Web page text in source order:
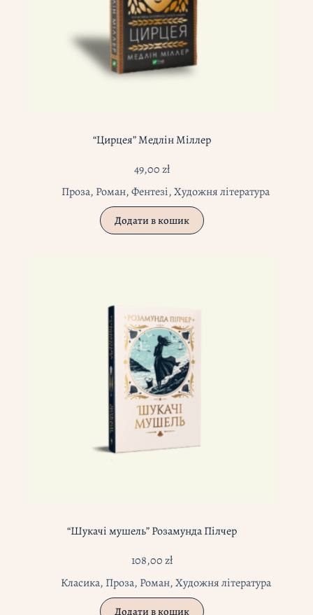
“Цирцея” Медлін Міллер
49,00zł
Проза, Роман,Фентезі,Художня література
Додати в кошик
“Шукачі мушель” Розамунда Пілчер
108,00zł
Класика, Проза, Роман,Художня література
Додати в кошик